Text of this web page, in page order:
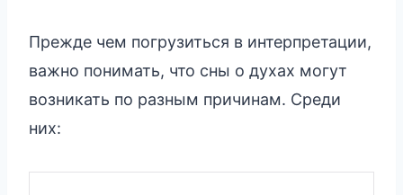
Прежде чем погрузиться в интерпретации,
важно понимать, что сны о духах могут
возникать по разным причинам. Среди
них: